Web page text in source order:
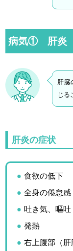
病気① 肝炎
肝臓
じる
肝炎の症状
食欲の低下
全身の倦怠感
吐き気、嘔吐
発熱
右上腹部（